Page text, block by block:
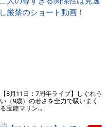
【8月11日：7周年ライブ】しぐれう
い（9歳）の若さを全力で吸いまく
る宝鐘マリン...